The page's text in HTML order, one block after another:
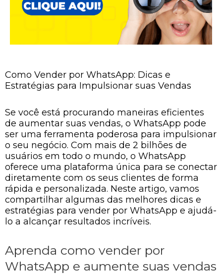
Como Vender por WhatsApp: Dicas e
Estratégias para Impulsionar suas Vendas
Se você está procurando maneiras eficientes
de aumentar suas vendas, o WhatsApp pode
ser uma ferramenta poderosa para impulsionar
o seu negócio. Com mais de 2 bilhões de
usuários em todo o mundo, o WhatsApp
oferece uma plataforma única para se conectar
diretamente com os seus clientes de forma
rápida e personalizada. Neste artigo, vamos
compartilhar algumas das melhores dicas e
estratégias para vender por WhatsApp e ajudá-
lo a alcançar resultados incríveis.
Aprenda como vender por
WhatsApp e aumente suas vendas